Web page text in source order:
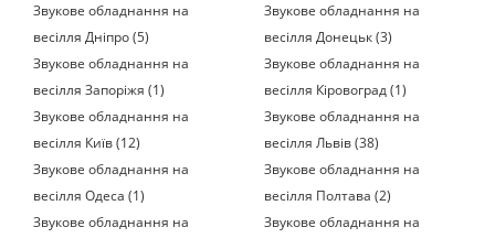
Звукове обладнання на
весілля Дніпро (5)
Звукове обладнання на
весілля Донецьк (3)
Звукове обладнання на
весілля Запоріжя (1)
Звукове обладнання на
весілля Кіровоград (1)
Звукове обладнання на
весілля Київ (12)
Звукове обладнання на
весілля Львів (38)
Звукове обладнання на
весілля Одеса (1)
Звукове обладнання на
весілля Полтава (2)
Звукове обладнання на
Звукове обладнання на